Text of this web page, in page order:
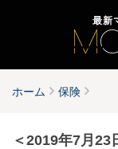
最新
ホーム 保険
＜2019年7月23